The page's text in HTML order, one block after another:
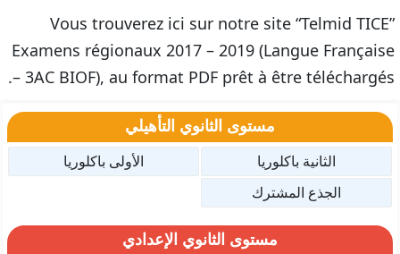
Vous trouverez ici sur notre site “Telmid TICE”
Examens régionaux 2017 – 2019 (Langue Française
– 3AC BIOF), au format PDF prêt à être téléchargés.
مستوى الثانوي التأهيلي
الثانية باكلوريا
الأولى باكلوريا
الجذع المشترك
مستوى الثانوي الإعدادي